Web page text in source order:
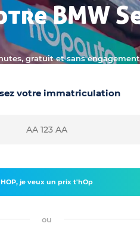
BMW
gratuit et sans engagement
votre immatriculation
HOP, je veux un prix t'hOp
ou